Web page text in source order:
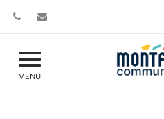
MENU